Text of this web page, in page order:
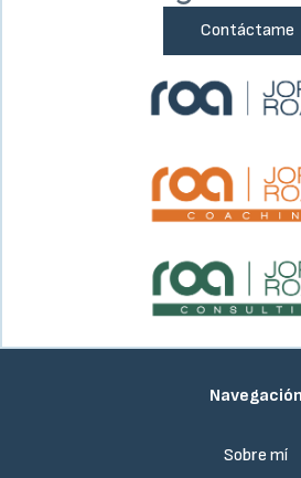
Contáctame
Navegación
Sobre mí